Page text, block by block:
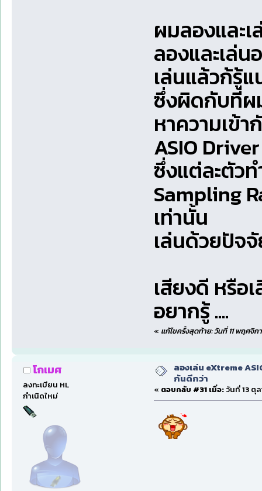
ผมลองและเ
ลองและเล่
เล่นแล้วก้รู้
ซึ่งผิดกับที่ผ
หาความเข้
ASIO
ซึ่งแต่ละตัวท
Sampling
เท่านั้น
เล่นด้วยปัจ
เสียงดี หรือ
อยากรู้ ....
« แก้ไขครั้งสุดท้าย: วันที่ 11 พฤศจิก
โกเมศ
ลงทะเบียน HL
กำเนิดใหม่
ลองเล่น eXtreme
กันดีกว่า
« ตอบกลับ #31 เมื่อ: วันที่ 13 ตุ